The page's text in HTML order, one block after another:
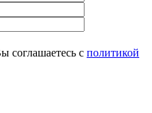
соглашаетесь с политикой